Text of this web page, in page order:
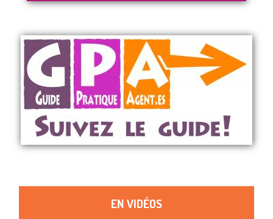
EN VIDÉOS